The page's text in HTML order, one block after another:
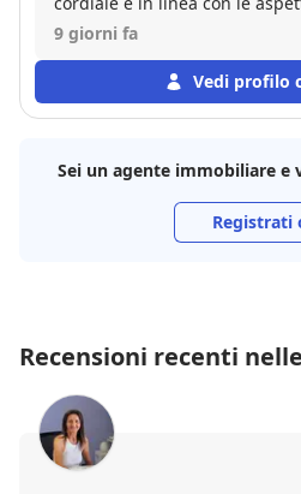
mia famiglia per questo passo
9 giorni fa
Vedi profilo
Sei un agente immobiliare e
Registrati
Recensioni recenti